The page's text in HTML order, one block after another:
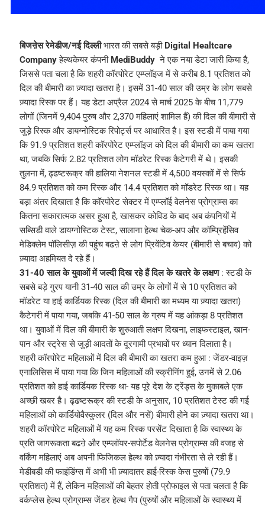
बिजऩेस रेमेडीज/नई दिल्लीभारत की सबसे बड़ी Digital Healtcare
Companyहेल्थकेयर कंपनी MediBuddyने एक नया डेटा जारी किया है,
जिससे पता चला है कि शहरी कॉरपोरेट एम्प्लॉइज में से करीब 8.1 प्रतिशत को
दिल की बीमारी का ज़्यादा खतरा है। इसमें 31-40 साल की उम्र के लोग सबसे
ज़्यादा रिस्क पर हैं। यह डेटा अप्रैल 2024 से मार्च 2025 के बीच 11,779
लोगों (जिनमें 9,404 पुरुष और 2,370 महिलाएं शामिल हैं) की दिल की बीमारी से
जुड़े रिस्क और डायग्नोस्टिक रिपोर्ट्स पर आधारित है। इस स्टडी में पाया गया
कि 91.9 प्रतिशत शहरी कॉरपोरेट एम्प्लॉइज को दिल की बीमारी का कम खतरा
था, जबकि सिर्फ 2.82 प्रतिशत लोग मॉडरेट रिस्क कैटेगरी में थे। इसकी
तुलना में, ढ्ढष्टरूक्र की हालिया नेशनल स्टडी में 4,500 वयस्कों में से सिर्फ
84.9 प्रतिशत को कम रिस्क और 14.4 प्रतिशत को मॉडरेट रिस्क था। यह
बड़ा अंतर दिखाता है कि कॉरपोरेट सेक्टर में एम्प्लॉई वेलनेस प्रोग्राम्स का
कितना सकारात्मक असर हुआ है, खासकर कोविड के बाद अब कंपनियों में
सब्सिडी वाले डायग्नोस्टिक टेस्ट, सालाना हेल्थ चेक-अप और कॉम्प्रिहेंसिव
मेडिक्लेम पॉलिसीज़ की पहुंच बढऩे से लोग प्रिवेंटिव केयर (बीमारी से बचाव) को
ज़्यादा अहमियत दे रहे हैं।
31-40 साल के युवाओं में जल्दी दिख रहे हैं दिल के खतरे के लक्षण: स्टडी के
सबसे बड़े गु्रप यानी 31-40 साल की उम्र के लोगों में से 10 प्रतिशत को
मॉडरेट या हाई कार्डियक रिस्क (दिल की बीमारी का मध्यम या ज़्यादा खतरा)
कैटेगरी में पाया गया, जबकि 41-50 साल के ग्रुप में यह आंकड़ा 8 प्रतिशत
था। युवाओं में दिल की बीमारी के शुरुआती लक्षण दिखना, लाइफस्टाइल, खान-
पान और स्ट्रेस से जुड़ी आदतों के दूरगामी प्रभावों पर ध्यान दिलाता है।
शहरी कॉरपोरेट महिलाओं में दिल की बीमारी का खतरा कम हुआ : जेंडर-वाइज़
एनालिसिस में पाया गया कि जिन महिलाओं की स्क्रीनिंग हुई, उनमें से 2.06
प्रतिशत को हाई कार्डियक रिस्क था- यह पूरे देश के ट्रेंड्स के मुकाबले एक
अच्छी खबर है। ढ्ढष्टरूक्र की स्टडी के अनुसार, 10 प्रतिशत टेस्ट की गई
महिलाओं को कार्डियोवैस्कुलर (दिल और नसें) बीमारी होने का ज़्यादा खतरा था।
शहरी कॉरपोरेट महिलाओं में यह कम रिस्क परसेंट दिखाता है कि स्वास्थ्य के
प्रति जागरूकता बढऩे और एम्प्लॉयर-सपोर्टेड वेलनेस प्रोग्राम्स की वजह से
वर्किंग महिलाएं अब अपनी फिजिकल हेल्थ को ज़्यादा गंभीरता से ले रही हैं।
मेडीबडी की फाइंडिंग्स में अभी भी ज़्यादातर हाई-रिस्क केस पुरुषों (79.9
प्रतिशत) में हैं, लेकिन महिलाओं की बेहतर होती प्रोफाइल से पता चलता है कि
वर्कप्लेस हेल्थ प्रोग्राम्स जेंडर हेल्थ गैप (पुरुषों और महिलाओं के स्वास्थ्य में